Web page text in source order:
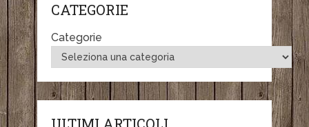
CATEGORIE
Categorie